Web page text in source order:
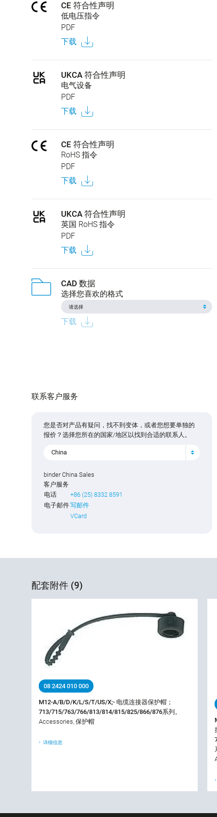
CE 符合性声明
低电压指令
PDF
下载
UKCA 符合性声明
电气设备
PDF
下载
CE 符合性声明
RoHS 指令
PDF
下载
UKCA 符合性声明
英国 RoHS 指令
PDF
下载
CAD 数据
选择您喜欢的格式
下载
联系客户服务
您是否对产品有疑问，找不到变体，或者您想要单独的
报价？选择您所在的国家/地区以找到合适的联系人。
China
binder China Sales
客户服务
电话
+86 (25) 8332 8591
电子邮件写邮件
VCard
配套附件 (9)
08 2424 010 000
M12-A/B/D/K/L/S/T/US/X;- 电缆连接器保护帽；
713/715/763/766/813/814/815/825/866/876系列。
Accessories, 保护帽
详细信息